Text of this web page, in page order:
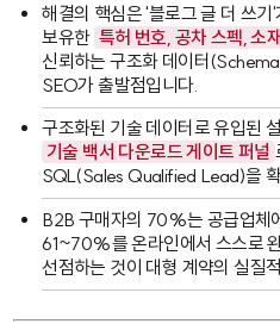
해결의 핵심은 '블로그 글 더 쓰기
보유한 특허 번호, 공차 스펙, 소
신뢰하는 구조화 데이터
SEO가 출발점입니다.
구조화된 기술 데이터로 유입된
기술 백서 다운로드 게이트 퍼널
SQL(Sales Qualified Lead)을
B2B 구매자의 70%는 공급업체
61~70%를 온라인에서 스스로
선점하는 것이 대형 계약의 실질